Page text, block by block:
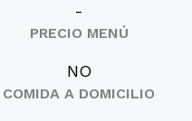
-
PRECIO MENÚ
NO
COMIDA A DOMICILIO